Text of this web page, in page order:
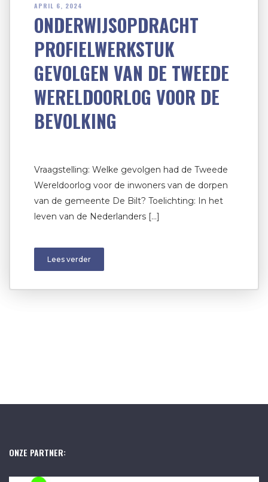
APRIL 6, 2024
ONDERWIJSOPDRACHT
PROFIELWERKSTUK
GEVOLGEN VAN DE TWEEDE
WERELDOORLOG VOOR DE
BEVOLKING
Vraagstelling: Welke gevolgen had de Tweede
Wereldoorlog voor de inwoners van de dorpen
van de gemeente De Bilt? Toelichting: In het
leven van de Nederlanders […]
Lees verder
ONZE PARTNER: